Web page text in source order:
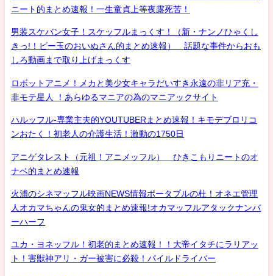
ニート的まとめ速報！一生童貞上等夜露死苦！
男装スケバン女子！スケッフルまっくす！（新・ナンノひゃくし
きっ!！ビー玉のおいぬさん的まとめ速報） 話題な事件からおも
しろ動画まで取り上げまっくす
ロボットアニメ！メカと美少女キャラだいすき永遠の非リア充・
非モテ星人 ！あらゆるマニアの為のマニアックサイト
ハルッフル-専業主夫的YOUTUBERまとめ速報！キモデブロリコ
ンおたく！初老人の介護生活！激動の1750日
アニゲタレスト（元祖！アニメッフル） ひきこもりニートのオ
ナベ的まとめ速報
火浦のシネマッフル映画NEWS情報ポータブルの杜！オネエ管理
人オカマちゃんの鬼女的まとめ速報!オカマッフルアタックナンバ
ーハーフ
ユカ・ヨネッフル！初老的まとめ速報！！大帝イタチにラリアッ
ト！害獣神アリ・ガー被害に必殺！パイルドライバー